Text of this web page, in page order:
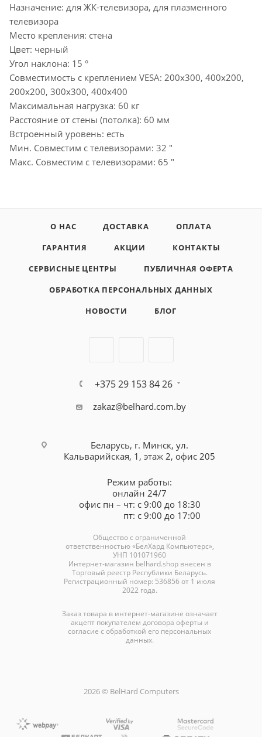
Назначение: для ЖК-телевизора, для плазменного
телевизора
Место крепления: стена
Цвет: черный
Угол наклона: 15 °
Совместимость с креплением VESA: 200x300, 400x200,
200x200, 300x300, 400x400
Максимальная нагрузка: 60 кг
Расстояние от стены (потолка): 60 мм
Встроенный уровень: есть
Мин. Совместим с телевизорами: 32 "
Макс. Совместим с телевизорами: 65 "
О НАС ДОСТАВКА
ОПЛАТА
ГАРАНТИЯ
АКЦИИ
КОНТАКТЫ
СЕРВИСНЫЕ ЦЕНТРЫ
ПУБЛИЧНАЯ ОФЕРТА
ОБРАБОТКА ПЕРСОНАЛЬНЫХ ДАННЫХ
НОВОСТИ
БЛОГ
+375 29 153 84 26
zakaz@belhard.com.by
Беларусь, г. Минск, ул.
Кальварийская, 1, этаж 2, офис 205
Режим работы:
онлайн 24/7
офис пн – чт: с 9:00 до 18:30
пт: с 9:00 до 17:00
Общество с ограниченной
ответственностью «БелХард Компьютерс»,
УНП 101071960
Интернет-магазин belhard.shopвнесен в
Торговый реестр Республики Беларусь.
Регистрационный номер: 536856 от 1 июля
2022 года.
Заказ товара в интернет-магазине означает
акцепт покупателем договора оферты и
согласие с обработкой его персональных
данных.
2026 © BelHard Computers